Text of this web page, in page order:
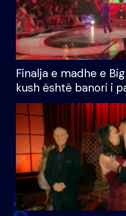
Finalja e madhe e
kush është banori i
shtëpinë dhe humb
të fituar çmimin e